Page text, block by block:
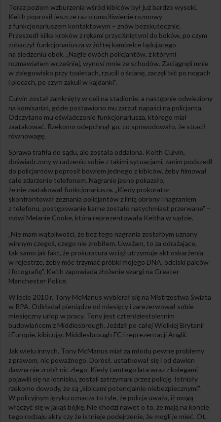
Teraz poziom wzburzenia wśród kibiców był już bardzo wysoki.
Keith poprosił jeszcze raz o umożliwienie rozmowy
z funkcjonariuszem kontaktowym – znów bezskutecznie.
Przeszedł kilka kroków z rękami przyciśniętymi do boków, po czym
zobaczył funkcjonariusza w żółtej kamizelce lądującego
na siedzeniu obok. „Nagle dwóch policjantów, z którymi
rozmawiałem wcześniej, wynosi mnie ze schodów. Zaciągnęli mnie
w zbiegowisko przy toaletach, rzucili o ścianę, zaczęli bić po nogach
i plecach, po czym zakuli w kajdanki”.
Culvin został zamknięty w celi na stadionie, a następnie odwieziony
na komisariat, gdzie postawiono mu zarzut napaści na policjanta.
Odczytano mu oświadczenie funkcjonariusza, którego miał
zaatakować. Rzekomo odepchnął go, co spowodowało, że stracił
równowagę.
Sprawa trafiła do sądu, ale została oddalona. Keith Culvin,
doświadczony w radzeniu sobie z takimi sytuacjami, zanim podszedł
do policjantów poprosił bowiem jednego z kibiców, żeby filmował
całe zdarzenie telefonem. Nagranie jasno pokazało,
że nie zaatakował funkcjonariusza. „Kiedy prokurator
skonfrontował zeznania policjantów z linią obrony i nagraniem
z telefonu, postępowanie karne zostało natychmiast przerwane” –
mówi Melanie Cooke, która reprezentowała Keitha w sądzie.
„Nie mam wątpliwości, że bez tego nagrania zostałbym uznany
winnym czegoś, czego nie zrobiłem. Uważam, to za odrażające,
tak samo jak fakt, że prokuratura wciąż utrzymuje akt oskarżenia
w rejestrze, żeby móc trzymać próbki mojego DNA, odciski palców
i fotografię”. Keith zapowiada złożenie skargi na Greater
Manchester Police.
W lecie 2010 r. Tony McManus wybierał się na Mistrzostwa Świata
w RPA. Odkładał pieniądze od miesięcy i zarezerwował sobie
miesięczny urlop w pracy. Tony jest czterdziestoletnim
budowlańcem z Middlesbrough. Jeździł po całej Wielkiej Brytanii
i Europie, kibicując Middlesbrough FC i reprezentacji Anglii.
Jak wielu innych, Tony McManus miał za młodu pewne problemy
z prawem, nic poważnego. Dorósł, ustatkował się i od dawien
dawna nie zrobił nic złego. Kiedy tamtego lata wraz z kolegami
pojawili się na lotnisku, zostali zatrzymani przez policję. Istniały
rzekomo dowody, że są „kibicami potencjalnie niebezpiecznymi”.
W policyjnym języku oznacza to tyle, że policja uważa, iż mogą
włączyć się w jakąś bójkę. Nie chodzi nawet o to, że mają na koncie
tego rodzaju akty czy że istnieje podejrzenie, że mogli je mieć. Ot,